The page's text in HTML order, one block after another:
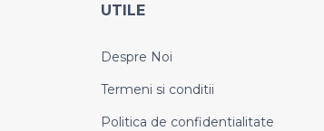
UTILE
Despre Noi
Termeni si conditii
Politica de confidentialitate